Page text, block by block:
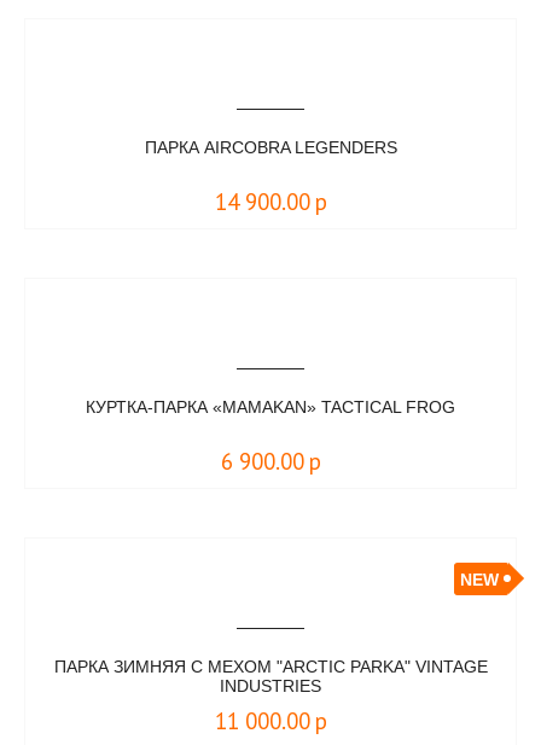
ПАРКА AIRCOBRA LEGENDERS
14 900.00 р
КУРТКА-ПАРКА «MAMAKAN» TACTICAL FROG
6 900.00 р
NEW
ПАРКА ЗИМНЯЯ С МЕХОМ "ARCTIC PARKA" VINTAGE
INDUSTRIES
11 000.00 р